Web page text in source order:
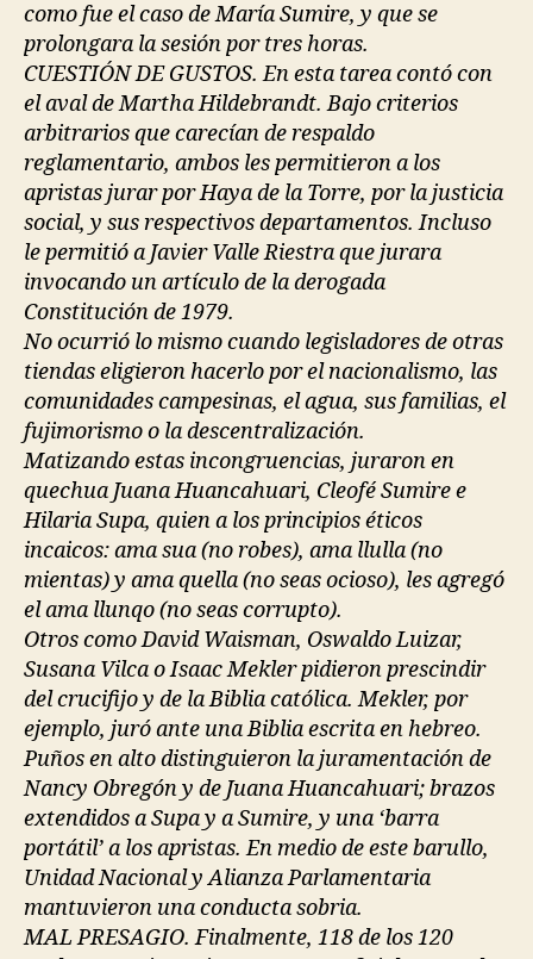
como fue el caso de María Sumire, y que se
prolongara la sesión por tres horas.
CUESTIÓN DE GUSTOS. En esta tarea contó con
el aval de Martha Hildebrandt. Bajo criterios
arbitrarios que carecían de respaldo
reglamentario, ambos les permitieron a los
apristas jurar por Haya de la Torre, por la justicia
social, y sus respectivos departamentos. Incluso
le permitió a Javier Valle Riestra que jurara
invocando un artículo de la derogada
Constitución de 1979.
No ocurrió lo mismo cuando legisladores de otras
tiendas eligieron hacerlo por el nacionalismo, las
comunidades campesinas, el agua, sus familias, el
fujimorismo o la descentralización.
Matizando estas incongruencias, juraron en
quechua Juana Huancahuari, Cleofé Sumire e
Hilaria Supa, quien a los principios éticos
incaicos: ama sua (no robes), ama llulla (no
mientas) y ama quella (no seas ocioso), les agregó
el ama llunqo (no seas corrupto).
Otros como David Waisman, Oswaldo Luizar,
Susana Vilca o Isaac Mekler pidieron prescindir
del crucifijo y de la Biblia católica. Mekler, por
ejemplo, juró ante una Biblia escrita en hebreo.
Puños en alto distinguieron la juramentación de
Nancy Obregón y de Juana Huancahuari; brazos
extendidos a Supa y a Sumire, y una ‘barra
portátil’ a los apristas. En medio de este barullo,
Unidad Nacional y Alianza Parlamentaria
mantuvieron una conducta sobria.
MAL PRESAGIO. Finalmente, 118 de los 120